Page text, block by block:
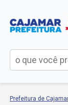
Prefeitura de